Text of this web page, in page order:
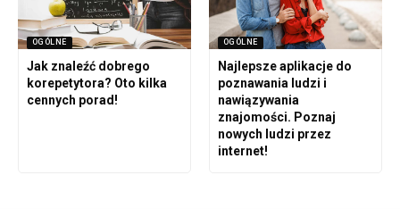
OGÓLNE
Jak znaleźć dobrego
korepetytora? Oto kilka
cennych porad!
OGÓLNE
Najlepsze aplikacje do
poznawania ludzi i
nawiązywania
znajomości. Poznaj
nowych ludzi przez
internet!